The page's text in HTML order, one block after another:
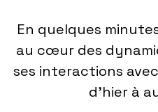
En quelques
au cœur des
ses interactions
d’hier à